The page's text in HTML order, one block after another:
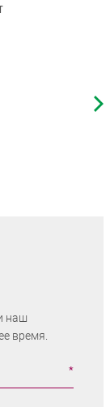
наш
время.